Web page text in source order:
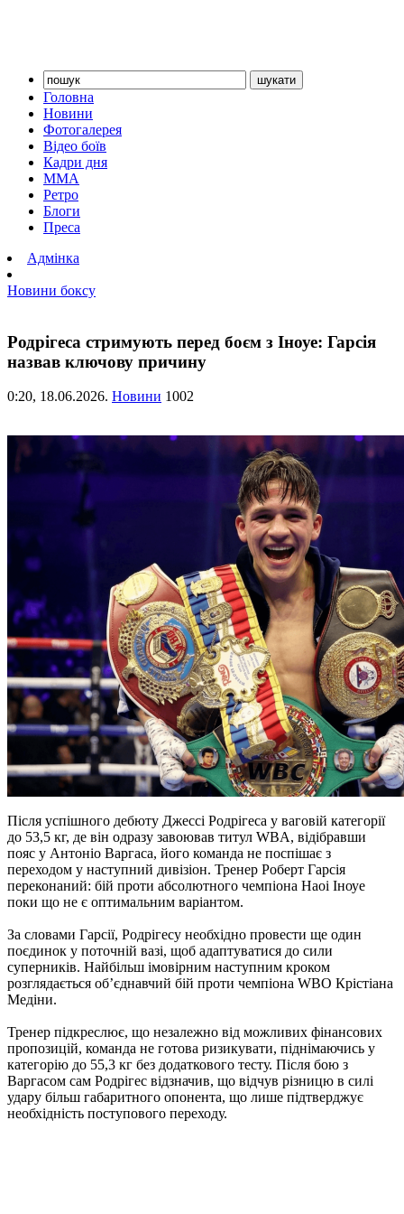
Головна
Новини
Фотогалерея
Відео боїв
Кадри дня
ММА
Ретро
Блоги
Преса
Адмінка
Новини боксу
Родрігеса стримують перед боєм з Іноуе: Гарсія
назвав ключову причину
0:20, 18.06.2026. Новини 1002
Після успішного дебюту Джессі Родрігеса у ваговій категорії
до 53,5 кг, де він одразу завоював титул WBA, відібравши
пояс у Антоніо Варгаса, його команда не поспішає з
переходом у наступний дивізіон. Тренер Роберт Гарсія
переконаний: бій проти абсолютного чемпіона Наоі Іноуе
поки що не є оптимальним варіантом.
За словами Гарсії, Родрігесу необхідно провести ще один
поєдинок у поточній вазі, щоб адаптуватися до сили
суперників. Найбільш імовірним наступним кроком
розглядається об’єднавчий бій проти чемпіона WBO Крістіана
Медіни.
Тренер підкреслює, що незалежно від можливих фінансових
пропозицій, команда не готова ризикувати, піднімаючись у
категорію до 55,3 кг без додаткового тесту. Після бою з
Варгасом сам Родрігес відзначив, що відчув різницю в силі
удару більш габаритного опонента, що лише підтверджує
необхідність поступового переходу.